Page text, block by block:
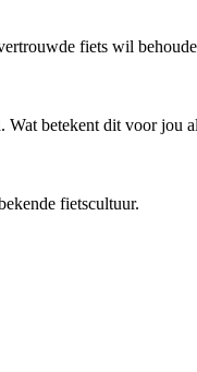
fiets wil
betekent dit voor jou
fietscultuur.